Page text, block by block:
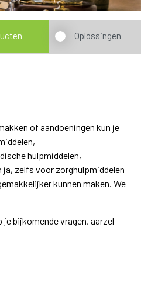
Oplossingen
of aandoeningen kun je
hulpmiddelen,
zelfs voor zorghulpmiddelen
kunnen maken. We
bijkomende vragen, aarzel